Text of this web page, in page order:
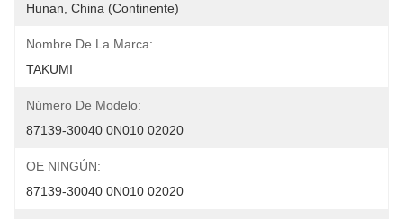
Hunan, China (continente)
Nombre De La Marca:
TAKUMI
Número De Modelo:
87139-30040 0N010 02020
OE NINGÚN:
87139-30040 0N010 02020